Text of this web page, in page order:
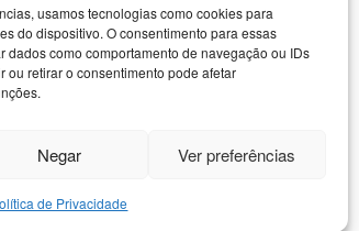
usamos tecnologias como cookies para
do dispositivo. O consentimento para essas
dados como comportamento de navegação ou IDs
ou retirar o consentimento pode afetar
Negar Ver preferências
de Privacidade
Redes Sociais